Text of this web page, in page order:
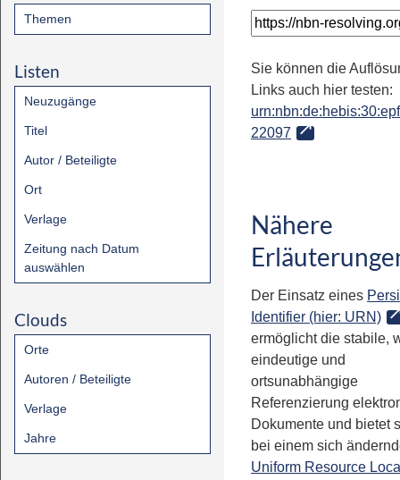
Themen
Listen
Neuzugänge
Titel
Autor / Beteiligte
Ort
Verlage
Zeitung nach Datum
auswählen
Clouds
Orte
Autoren / Beteiligte
Verlage
Jahre
Sie können die
Links auch hier testen:
22097
Nähere
Der Einsatz eines
Identifier (hier: URN)
ermöglicht die stabile,
eindeutige und
ortsunabhängige
Referenzierung
Dokumente und bietet
bei einem sich
Uniform Resource